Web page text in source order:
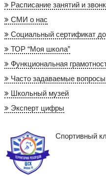
Расписание занятий и
СМИ о нас
Социальный сертификат
ТОР “Моя школа”
Функциональная
Часто задаваемые вопросы
Школьный музей
Эксперт цифры
Спортивный